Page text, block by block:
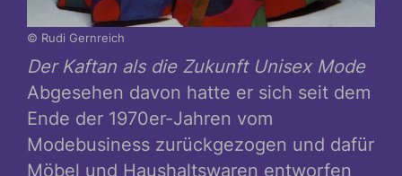
© Rudi Gernreich
Der Kaftan als die Zukunft Unisex Mode
Abgesehen davon hatte er sich seit dem
Ende der 1970er-Jahren vom
Modebusiness zurückgezogen und dafür
Möbel und Haushaltswaren entworfen